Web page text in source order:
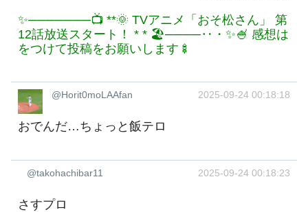
✨───────📺 **🌞 TVアニメ「おそ松さん」 第
12話放送スタート！ * * 🏖️────‥・✨🍧 感想は
をつけて投稿をお願いします🍢
@Horit0moLAAfan 2025-09-24 00:18:18
おでんだ…ちょっと飯テロ
@takohachibar11 2025-09-24 00:18:23
さすプロ